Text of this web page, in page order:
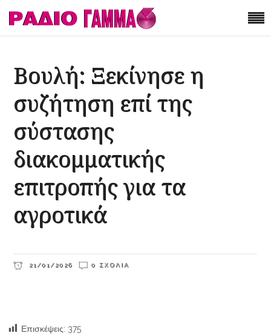
Βουλή: Ξεκίνησε η
συζήτηση επί της
σύστασης
διακομματικής
επιτροπής για τα
αγροτικά
21/01/2026 0 ΣΧΌΛΙΑ
Επισκέψεις: 375